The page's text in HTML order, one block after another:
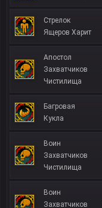
Стрелок
Ящеров Харит
Апостол
Захватчиков
Чистилища
Багровая
Кукла
Воин
Захватчиков
Чистилища
Воин
Захватчиков